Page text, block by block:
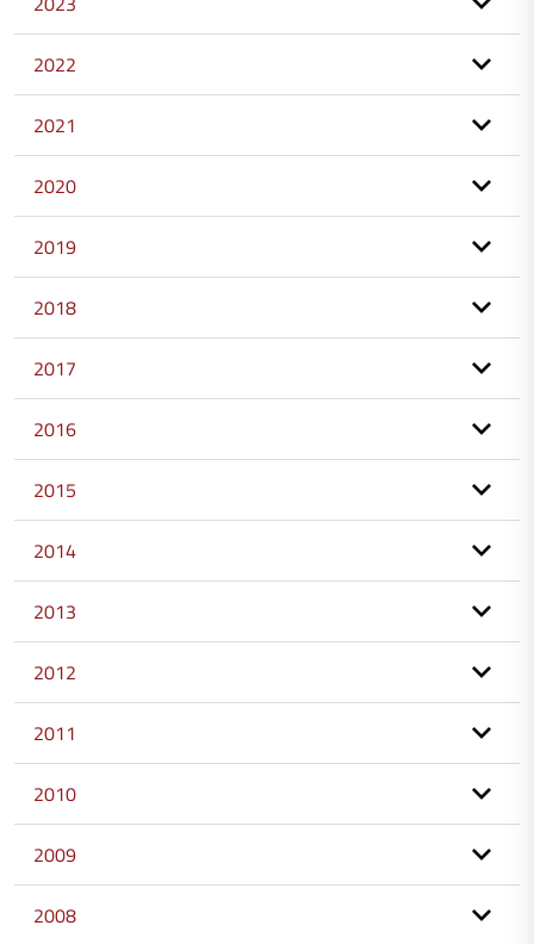
2022
2021
2020
2019
2018
2017
2016
2015
2014
2013
2012
2011
2010
2009
2008